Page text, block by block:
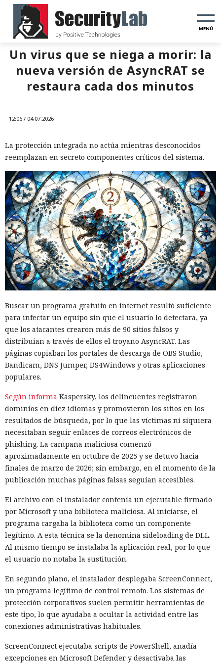
MENÚ
Un virus que se niega a morir: la
nueva versión de AsyncRAT se
restaura cada dos minutos
12:06 / 04.07.2026
La protección integrada no actúa mientras desconocidos
reemplazan en secreto componentes críticos del sistema.
Buscar un programa gratuito en internet resultó suficiente
para infectar un equipo sin que el usuario lo detectara, ya
que los atacantes crearon más de 90 sitios falsos y
distribuían a través de ellos el troyano AsyncRAT. Las
páginas copiaban los portales de descarga de OBS Studio,
Bandicam, DNS Jumper, DS4Windows y otras aplicaciones
populares.
Según informa Kaspersky, los delincuentes registraron
dominios en diez idiomas y promovieron los sitios en los
resultados de búsqueda, por lo que las víctimas ni siquiera
necesitaban seguir enlaces de correos electrónicos de
phishing. La campaña maliciosa comenzó
aproximadamente en octubre de 2025 y se detuvo hacia
finales de marzo de 2026; sin embargo, en el momento de la
publicación muchas páginas falsas seguían accesibles.
El archivo con el instalador contenía un ejecutable firmado
por Microsoft y una biblioteca maliciosa. Al iniciarse, el
programa cargaba la biblioteca como un componente
legítimo. A esta técnica se la denomina sideloading de DLL.
Al mismo tiempo se instalaba la aplicación real, por lo que
el usuario no notaba la sustitución.
En segundo plano, el instalador desplegaba ScreenConnect,
un programa legítimo de control remoto. Los sistemas de
protección corporativos suelen permitir herramientas de
este tipo, lo que ayudaba a ocultar la actividad entre las
conexiones administrativas habituales.
ScreenConnect ejecutaba scripts de PowerShell, añadía
excepciones en Microsoft Defender y desactivaba las